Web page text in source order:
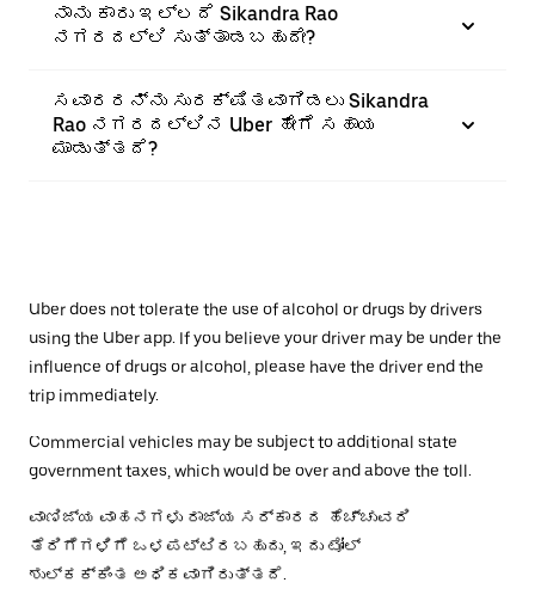
ನಾನು ಕಾರು ಇಲ್ಲದೆ Sikandra Rao
ನಗರದಲ್ಲಿ ಸುತ್ತಾಡಬಹುದೇ?
ಸವಾರರನ್ನು ಸುರಕ್ಷಿತವಾಗಿಡಲು Sikandra
Rao ನಗರದಲ್ಲಿನ Uber ಹೇಗೆ ಸಹಾಯ
ಮಾಡುತ್ತದೆ?
Uber does not tolerate the use of alcohol or drugs by drivers
using the Uber app. If you believe your driver may be under the
influence of drugs or alcohol, please have the driver end the
trip immediately.
Commercial vehicles may be subject to additional state
government taxes, which would be over and above the toll.
ವಾಣಿಜ್ಯ ವಾಹನಗಳು ರಾಜ್ಯ ಸರ್ಕಾರದ ಹೆಚ್ಚುವರಿ
ತೆರಿಗೆಗಳಿಗೆ ಒಳಪಟ್ಟಿರಬಹುದು, ಇದು ಟೋಲ್
ಶುಲ್ಕಕ್ಕಿಂತ ಅಧಿಕವಾಗಿರುತ್ತದೆ.